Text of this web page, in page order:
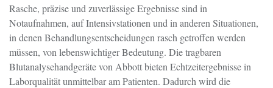
Rasche, präzise und zuverlässige Ergebnisse sind in
Notaufnahmen, auf Intensivstationen und in anderen Situationen,
in denen Behandlungsentscheidungen rasch getroffen werden
müssen, von lebenswichtiger Bedeutung. Die tragbaren
Blutanalysehandgeräte von Abbott bieten Echtzeitergebnisse in
Laborqualität unmittelbar am Patienten. Dadurch wird die